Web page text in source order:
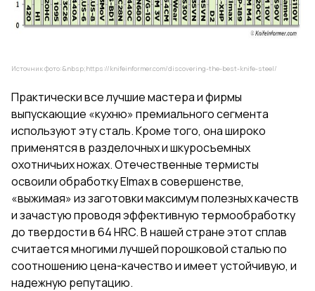
Источник фото:&nbsp;https://knifeinformer.com/discovering-the-best-knife-steel/
Практически все лучшие мастера и фирмы
выпускающие «кухню» премиального сегмента
используют эту сталь. Кроме того, она широко
применятся в разделочных и шкуросъемных
охотничьих ножах. Отечественные термисты
освоили обработку Elmax в совершенстве,
«выжимая» из заготовки максимум полезных качеств
и зачастую проводя эффективную термообработку
до твердости в 64 HRC. В нашей стране этот сплав
считается многими лучшей порошковой сталью по
соотношению цена-качество и имеет устойчивую, и
надежную репутацию.